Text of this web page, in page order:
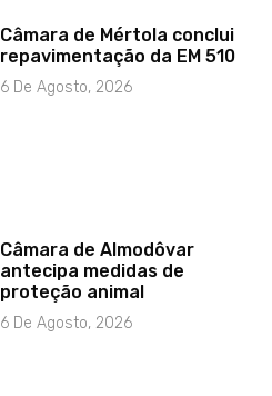
Câmara de Mértola conclui
repavimentação da EM 510
6 De Agosto, 2026
Câmara de Almodôvar
antecipa medidas de
proteção animal
6 De Agosto, 2026